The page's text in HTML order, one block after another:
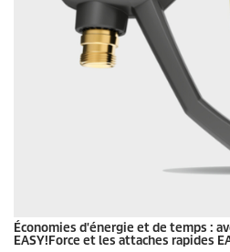
Économies d'énergie et de temps :
EASY!Force et les attaches rapides